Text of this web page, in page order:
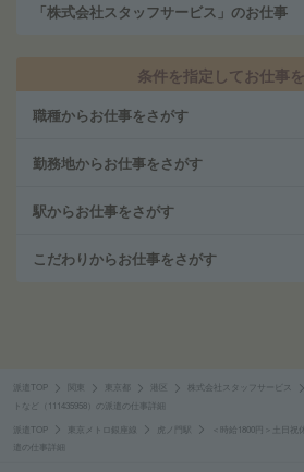
「株式会社スタッフサービス」のお仕事
条件を指定してお仕事
職種からお仕事をさがす
勤務地からお仕事をさがす
駅からお仕事をさがす
こだわりからお仕事をさがす
派遣TOP 東京都 港区 株式会社スタッフサービス
トなど（111435958）の派遣の仕事詳細
派遣TOP 東京メトロ銀座線 虎ノ門駅
＜時給1800円＞土日
遣の仕事詳細